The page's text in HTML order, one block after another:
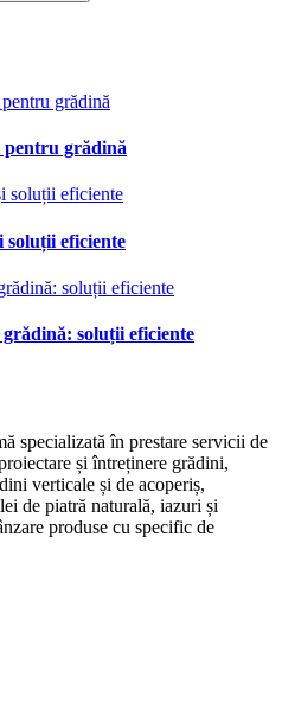
grădină
soluții eficiente
soluții eficiente
specializată în prestare servicii de
și întreținere grădini,
verticale și de acoperiș,
de piatră naturală, iazuri și
produse cu specific de